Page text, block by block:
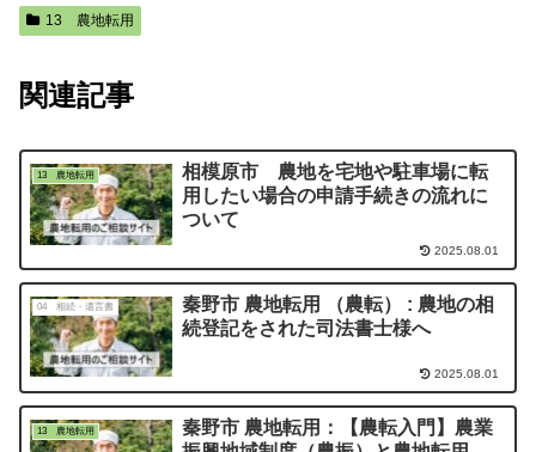
13 農地転用
関連記事
13 農地転用
相模原市 農地を宅地や駐車場に転
用したい場合の申請手続きの流れに
ついて
2025.08.01
04 相続・遺言書
秦野市 農地転用 （農転） : 農地の相
続登記をされた司法書士様へ
2025.08.01
13 農地転用
秦野市 農地転用：【農転入門】農業